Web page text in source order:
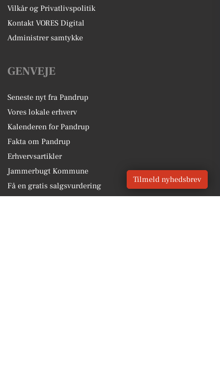
Vilkår og Privatlivspolitik
Kontakt VORES Digital
Administrer samtykke
GENVEJE
Seneste nyt fra Pandrup
Vores lokale erhverv
Kalenderen for Pandrup
Fakta om Pandrup
Erhvervsartikler
Jammerbugt Kommune
Få en gratis salgsvurdering
Tilmeld nyhedsbrev